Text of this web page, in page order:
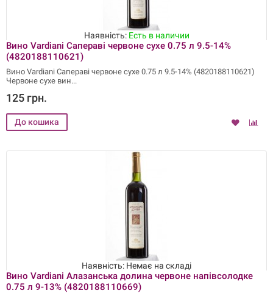
Наявність: Есть в наличии
Вино Vardiani Сапераві червоне сухе 0.75 л 9.5-14%
(4820188110621)
Вино Vardiani Сапераві червоне сухе 0.75 л 9.5-14% (4820188110621)
Червоне сухе вин
125 грн.
Наявність: Немає на складі
Вино Vardiani Алазанська долина червоне напівсолодке
0.75 л 9-13% (4820188110669)